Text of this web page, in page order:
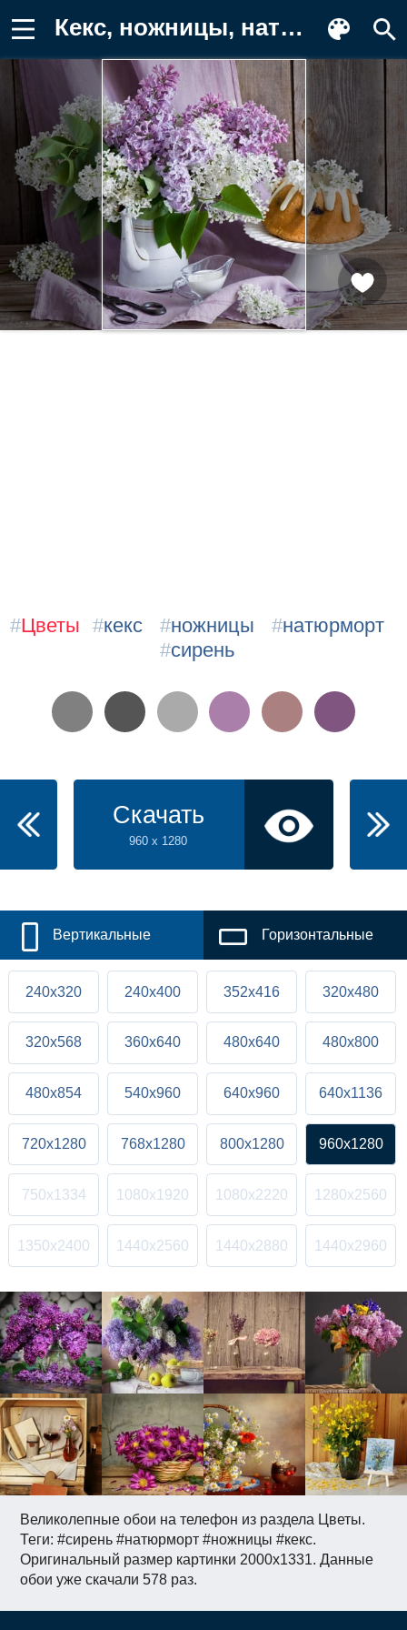
Кекс, ножницы, натюрморт, сирень Обои на телефон
Великолепные обои на телефон из раздела Цветы.
Теги: #сирень #натюрморт #ножницы #кекс.
Оригинальный размер картинки 2000x1331. Данные
обои уже скачали 578 раз.
#Цветы #кекс #ножницы #натюрморт
#сирень
Скачать
960 x 1280
Вертикальные Горизонтальные
240x320 240x400 352x416 320x480
320x568 360x640 480x640 480x800
480x854 540x960 640x960 640x1136
720x1280 768x1280 800x1280 960x1280
750x1334 1080x1920 1080x2220 1280x2560
1350x2400 1440x2560 1440x2880 1440x2960